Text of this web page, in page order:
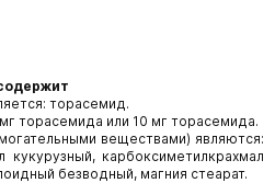
торасемид.
торасемида или 10 мг торасемида.
веществами) являются:
кукурузный, карбоксиметилкрахмал
безводный, магния стеарат.